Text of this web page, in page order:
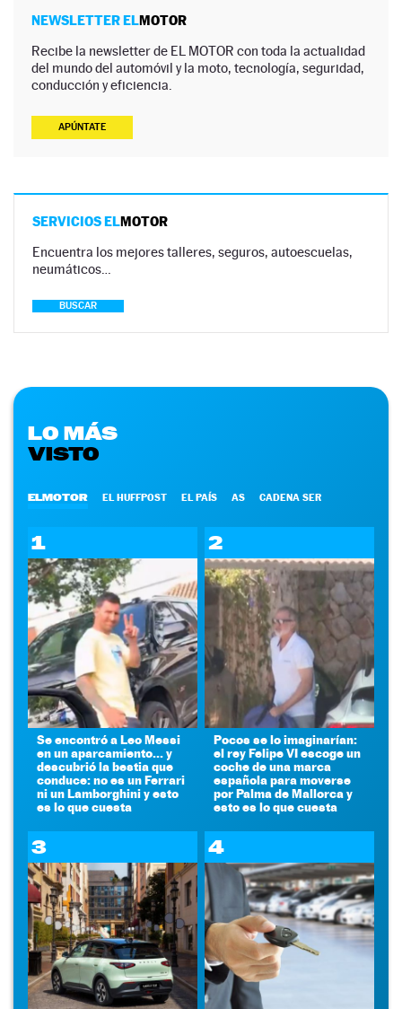
NEWSLETTER ELMOTOR
Recibe la newsletter de EL MOTOR con toda la actualidad
del mundo del automóvil y la moto, tecnología, seguridad,
conducción y eficiencia.
APÚNTATE
SERVICIOS ELMOTOR
Encuentra los mejores talleres, seguros, autoescuelas,
neumáticos…
BUSCAR
LO MÁS
VISTO
ELMOTOR EL HUFFPOST EL PAÍS AS CADENA SER
1
Se encontró a Leo Messi
en un aparcamiento... y
descubrió la bestia que
conduce: no es un Ferrari
ni un Lamborghini y esto
es lo que cuesta
2
Pocos se lo imaginarían:
el rey Felipe VI escoge un
coche de una marca
española para moverse
por Palma de Mallorca y
esto es lo que cuesta
3 4